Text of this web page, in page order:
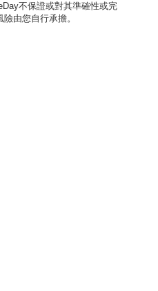
不保證或對其準確性或完
由您自行承擔。